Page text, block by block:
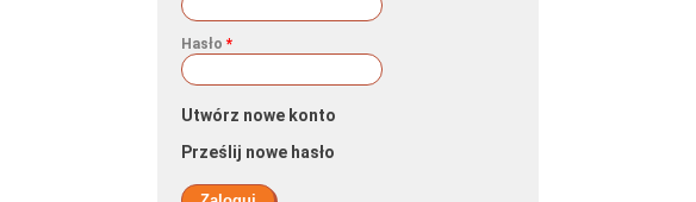
Hasło *
Utwórz nowe konto
Prześlij nowe hasło